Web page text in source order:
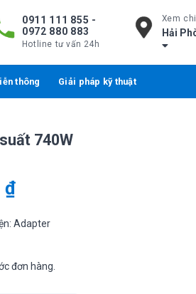
0911 111 855 -
0972 880 883
Hotline tư vấn 24h
Xem
Hải
thông Giải pháp kỹ thuật
740W
₫
Adapter
đơn hàng.